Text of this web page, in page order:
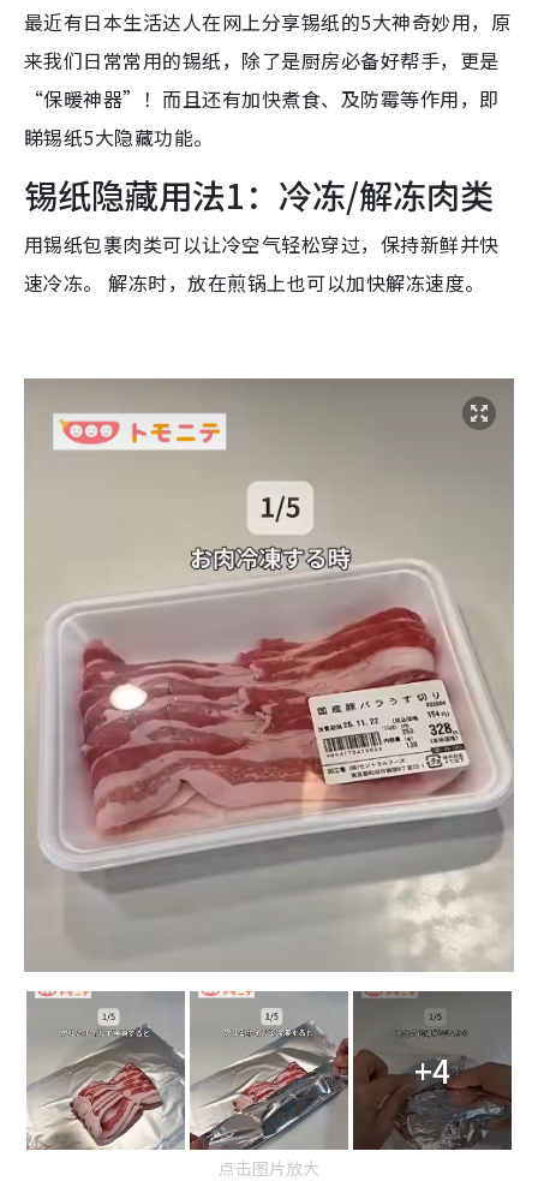
最近有日本生活达人在网上分享锡纸的5大神奇妙用，原
来我们日常常用的锡纸，除了是厨房必备好帮手，更是
“保暖神器”！而且还有加快煮食、及防霉等作用，即
睇锡纸5大隐藏功能。
锡纸隐藏用法1：冷冻/解冻肉类
用锡纸包裹肉类可以让冷空气轻松穿过，保持新鲜并快
速冷冻。 解冻时，放在煎锅上也可以加快解冻速度。
+4
点击图片放大